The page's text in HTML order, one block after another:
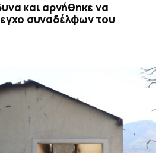
και αρνήθηκε να
συναδέλφων του